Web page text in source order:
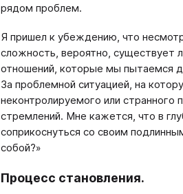
рядом проблем.
Я пришел к убеждению, что
сложность, вероятно, существует
отношений, которые мы пытаемся
За проблемной ситуацией, на
неконтролируемого или странного
стремлений. Мне кажется, что в
соприкоснуться со своим
собой?»
Процесс становления.